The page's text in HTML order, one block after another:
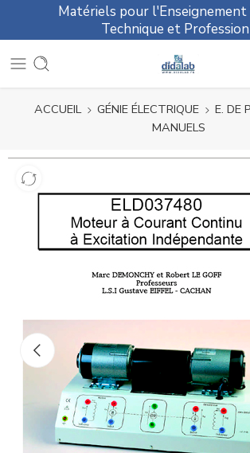
Matériels pour l'Enseignement
Technique et
ACCUEIL GÉNIE ÉLECTRIQUE
E. DE
MANUELS